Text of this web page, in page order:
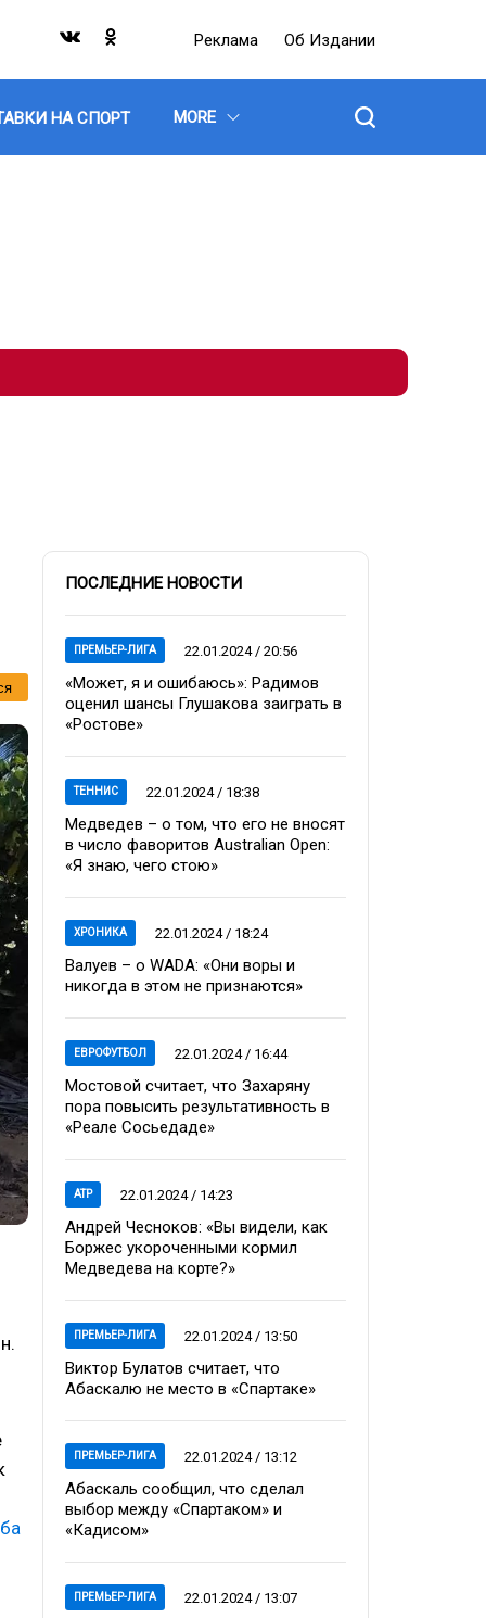
Реклама Об Издании
НА СПОРТ MORE
ПОСЛЕДНИЕ НОВОСТИ
ПРЕМЬЕР-ЛИГА 22.01.2024 / 20:56
«Может, я и ошибаюсь»: Радимов
оценил шансы Глушакова заиграть в
«Ростове»
ТЕННИС 22.01.2024 / 18:38
Медведев – о том, что его не вносят
в число фаворитов Australian Open:
«Я знаю, чего стою»
ХРОНИКА 22.01.2024 / 18:24
Валуев – о WADA: «Они воры и
никогда в этом не признаются»
ЕВРОФУТБОЛ 22.01.2024 / 16:44
Мостовой считает, что Захаряну
пора повысить результативность в
«Реале Сосьедаде»
ATP 22.01.2024 / 14:23
Андрей Чесноков: «Вы видели, как
Боржес укороченными кормил
Медведева на корте?»
ПРЕМЬЕР-ЛИГА 22.01.2024 / 13:50
Виктор Булатов считает, что
Абаскалю не место в «Спартаке»
ПРЕМЬЕР-ЛИГА 22.01.2024 / 13:12
Абаскаль сообщил, что сделал
выбор между «Спартаком» и
«Кадисом»
ПРЕМЬЕР-ЛИГА 22.01.2024 / 13:07